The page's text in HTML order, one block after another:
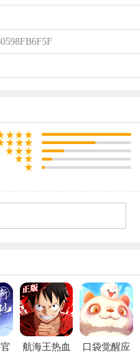
航海王热血
口袋觉醒应